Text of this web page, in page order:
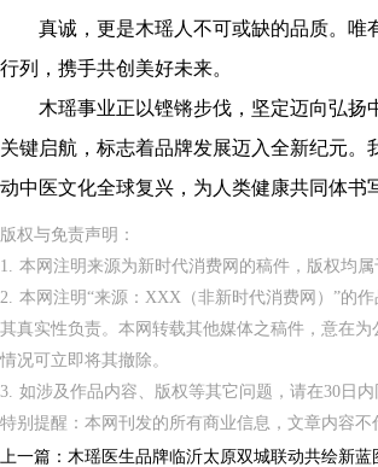
真诚，更是木瑶人不可或缺的品质。唯
行列，携手共创美好未来。
木瑶事业正以铿锵步伐，坚定迈向弘扬
关键启航，标志着品牌发展迈入全新纪元
动中医文化全球复兴，为人类健康共同体书
版权与免责声明：
1. 本网注明来源为新时代消费网的稿件，版权均
2. 本网注明“来源：XXX（非新时代消费网）”的
其真实性负责。本网转载其他媒体之稿件，意在
情况可立即将其撤除。
3. 如涉及作品内容、版权等其它问题，请在30日
特别提醒：本网刊发的所有商业信息，文章内容
上一篇： 木瑶医生品牌临沂太原双城联动共绘新蓝